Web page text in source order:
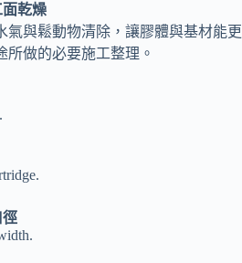
面乾燥
氣與鬆動物清除，讓膠體與基材能更
做的必要施工整理。
徑